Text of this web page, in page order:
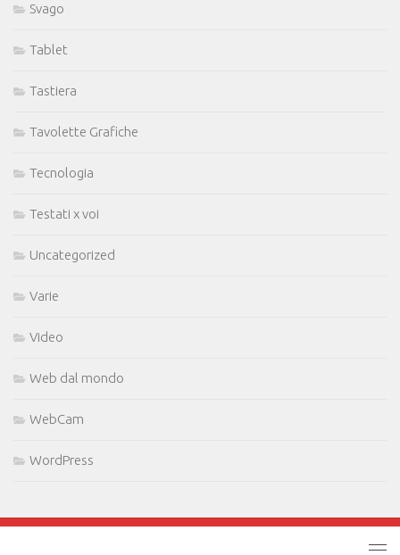
Svago
Tablet
Tastiera
Tavolette Grafiche
Tecnologia
Testati x voi
Uncategorized
Varie
Video
Web dal mondo
WebCam
WordPress